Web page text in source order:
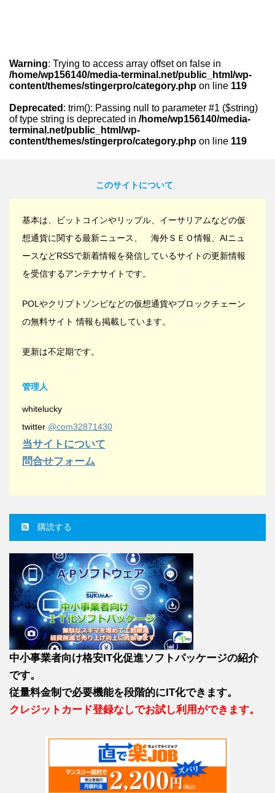
Warning: Trying to access array offset on false in
/home/wp156140/media-terminal.net/public_html/wp-
content/themes/stingerpro/category.php on line 119
Deprecated : trim(): Passing null to parameter #1 ($string)
of type string is deprecated in /home/wp156140/media-
terminal.net/public_html/wp-
content/themes/stingerpro/category.php on line 119
このサイトについて
基本は、ビットコインやリップル、イーサリアムなどの仮
想通貨に関する最新ニュース、 海外ＳＥＯ情報、AIニュ
ースなどRSSで新着情報を発信しているサイトの更新情報
を受信するアンテナサイトです。
POLやクリプトゾンビなどの仮想通貨やブロックチェーン
の無料サイト 情報も掲載しています。
更新は不定期です。
管理人
whitelucky
twitter @com32871430
当サイトについて
問合せフォーム
購読する
中小事業者向け格安IT化促進ソフトパッケージの紹介
です。
従量料金制で必要機能を段階的にIT化できます。
クレジットカード登録なしでお試し利用ができます。